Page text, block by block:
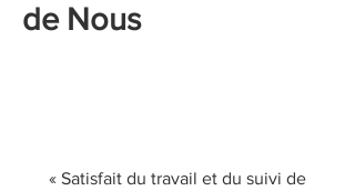
de Nous
« Satisfait du travail et du suivi de